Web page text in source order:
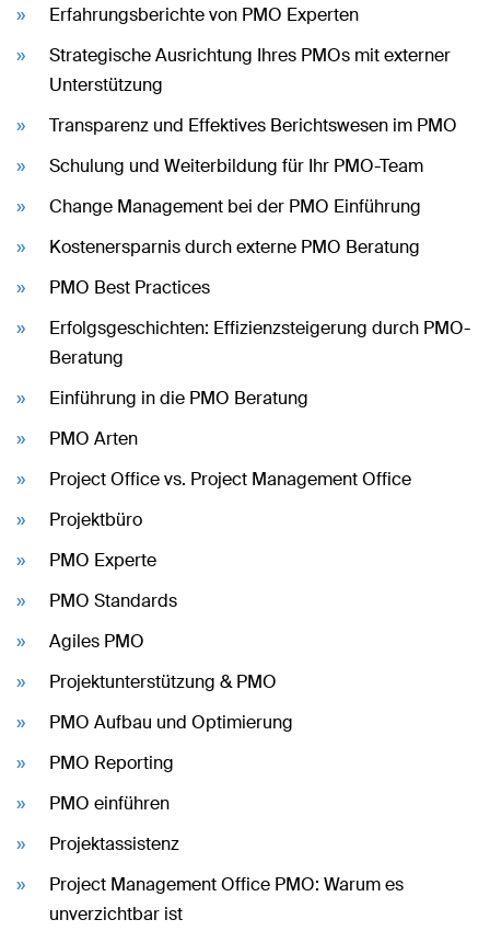
Erfahrungsberichte von PMO Experten
Strategische Ausrichtung Ihres PMOs mit externer
Unterstützung
Transparenz und Effektives Berichtswesen im PMO
Schulung und Weiterbildung für Ihr PMO-Team
Change Management bei der PMO Einführung
Kostenersparnis durch externe PMO Beratung
PMO Best Practices
Erfolgsgeschichten: Effizienzsteigerung durch PMO-
Beratung
Einführung in die PMO Beratung
PMO Arten
Project Office vs. Project Management Office
Projektbüro
PMO Experte
PMO Standards
Agiles PMO
Projektunterstützung & PMO
PMO Aufbau und Optimierung
PMO Reporting
PMO einführen
Projektassistenz
Project Management Office PMO: Warum es
unverzichtbar ist